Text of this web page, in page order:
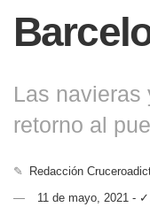
Las navieras
retorno al
✎
Redacción
11 de mayo, 2021 -